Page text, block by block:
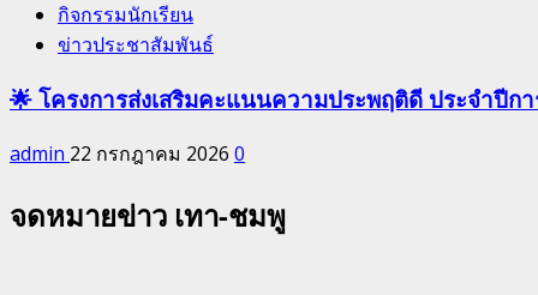
กิจกรรมนักเรียน
ข่าวประชาสัมพันธ์
🌟 โครงการส่งเสริมคะแนนความประพฤติดี ประจำปีก
admin 22 กรกฎาคม 2026 0
จดหมายข่าว เทา-ชมพู